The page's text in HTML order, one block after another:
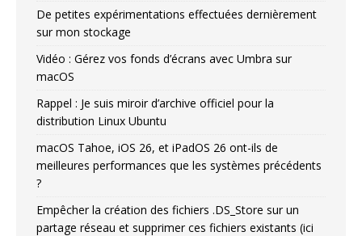
De petites expérimentations effectuées dernièrement
sur mon stockage
Vidéo : Gérez vos fonds d’écrans avec Umbra sur
macOS
Rappel : Je suis miroir d’archive officiel pour la
distribution Linux Ubuntu
macOS Tahoe, iOS 26, et iPadOS 26 ont-ils de
meilleures performances que les systèmes précédents
?
Empêcher la création des fichiers .DS_Store sur un
partage réseau et supprimer ces fichiers existants (ici